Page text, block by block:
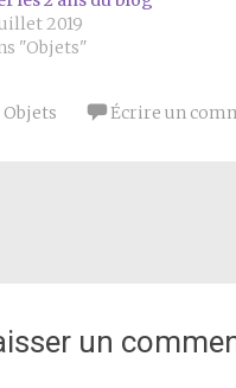
2019
"Objets"
Objets Écrire un
un